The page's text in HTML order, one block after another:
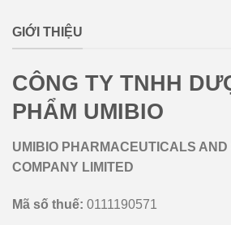
GIỚI THIỆU
CÔNG TY TNHH
PHẨM UMIBIO
UMIBIO PHARMACEUTICALS AND
COMPANY LIMITED
Mã số thuế: 0111190571